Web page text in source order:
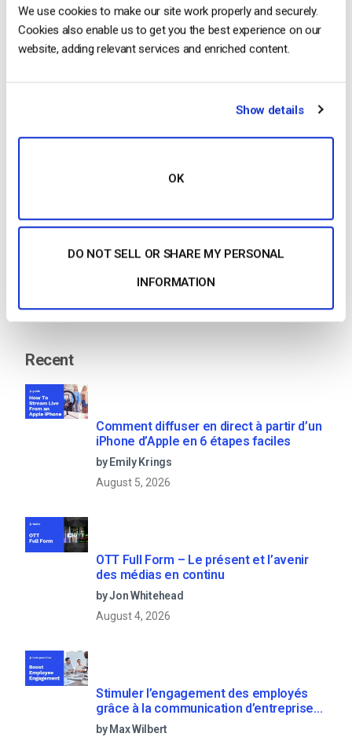
We use cookies to make our site work properly and securely.
Cookies also enable us to get you the best experience on our
website, adding relevant services and enriched content.
Show details
OK
DO NOT SELL OR SHARE MY PERSONAL
INFORMATION
système de paywall dont le coût n’est pas prohibitif.
L’objectif de la Jung Platform est de fournir des
programmes éducatifs sur les perspectives de la
CONTINUER LA LECTURE →
Search
Recent
Comment diffuser en direct à partir d’un
iPhone d’Apple en 6 étapes faciles
by Emily Krings
August 5, 2026
OTT Full Form – Le présent et l’avenir
des médias en continu
by Jon Whitehead
August 4, 2026
Stimuler l’engagement des employés
grâce à la communication d’entreprise
en direct
by Max Wilbert